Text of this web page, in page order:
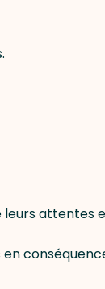
leurs attentes